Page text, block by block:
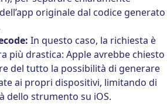
originale dal codice generato
In questo caso, la richiesta è
più drastica: Apple avrebbe chiesto
del tutto la possibilità di generare
ai propri dispositivi, limitando di
dello strumento su iOS.